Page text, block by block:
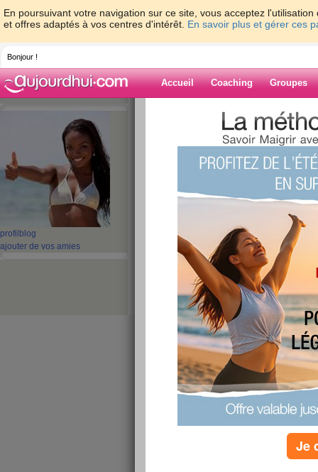
En poursuivant votre navigation sur ce site, vous acceptez
et offres adaptés à vos centres d'intérêt. En savoir plus et gérer ces
Bonjour !
Accueil Coaching Groupes
profil blog
ajouter de vos amies
>
>
nettoyage de printemps
Blog de
semaine 13 en
révision et
printemps
publié le 15/06/2013 à 21:56
c'est quand il commence à faire beau qu'on
un bon nettoyage de printemps, pas facile
bouquins de révisions. Il suffit de faire un
qu'un coup de peinture pour rafraichir la
aiguille je fini par retourner toute ma maison.
Que du bonheur!
Je